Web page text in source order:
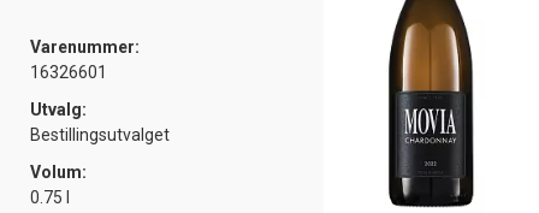
Varenummer:
16326601
Utvalg:
Bestillingsutvalget
Volum:
0.75 l